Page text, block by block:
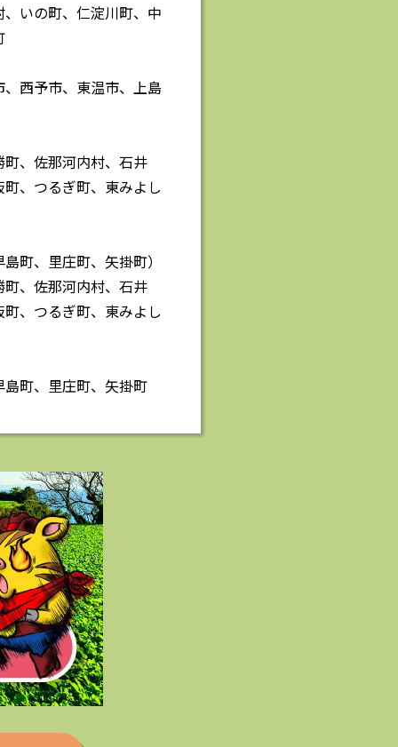
いの町、仁淀川町、中
西予市、東温市、上島
、佐那河内村、石井
、つるぎ町、東みよし
町、里庄町、矢掛町）
、佐那河内村、石井
、つるぎ町、東みよし
町、里庄町、矢掛町